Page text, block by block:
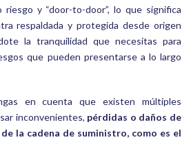
y “door-to-door”, lo que significa
respaldada y protegida desde origen
la tranquilidad que necesitas para
que pueden presentarse a lo largo
en cuenta que existen múltiples
inconvenientes, pérdidas o daños de
la cadena de suministro, como es el